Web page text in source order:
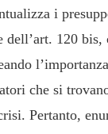
i
dell’art. 120 bis,
che si
Pertanto,